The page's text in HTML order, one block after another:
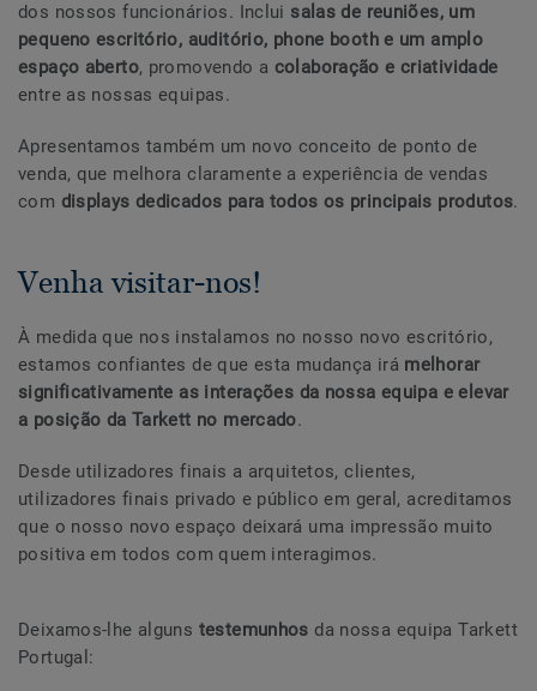
dos nossos funcionários. Inclui salas de reuniões, um
pequeno escritório, auditório, phone booth e um amplo
espaço aberto, promovendo a colaboração e criatividade
entre as nossas equipas.
Apresentamos também um novo conceito de ponto de
venda, que melhora claramente a experiência de vendas
com displays dedicados para todos os principais produtos.
Venha visitar-nos!
À medida que nos instalamos no nosso novo escritório,
estamos confiantes de que esta mudança irá melhorar
significativamente as interações da nossa equipa e elevar
a posição da Tarkett no mercado.
Desde utilizadores finais a arquitetos, clientes,
utilizadores finais privado e público em geral, acreditamos
que o nosso novo espaço deixará uma impressão muito
positiva em todos com quem interagimos.
Deixamos-lhe alguns testemunhos da nossa equipa Tarkett
Portugal: